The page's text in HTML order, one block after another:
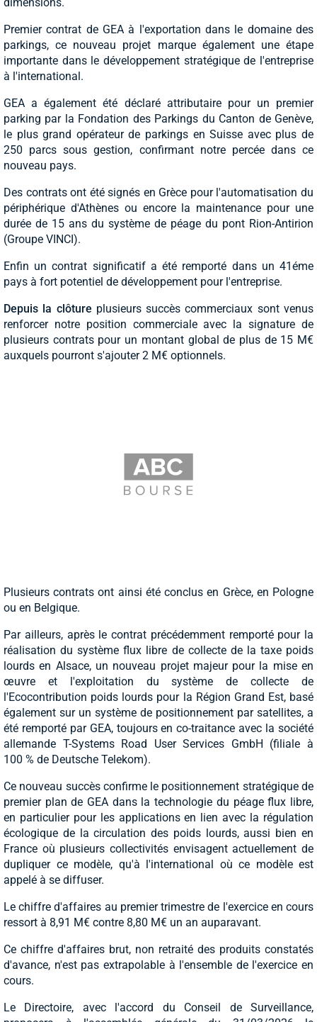
Premier contrat de GEA à l'exportation dans le domaine des
parkings, ce nouveau projet marque également une étape
importante dans le développement stratégique de l'entreprise
à l'international.
GEA a également été déclaré attributaire pour un premier
parking par la Fondation des Parkings du Canton de Genève,
le plus grand opérateur de parkings en Suisse avec plus de
250 parcs sous gestion, confirmant notre percée dans ce
nouveau pays.
Des contrats ont été signés en Grèce pour l'automatisation du
périphérique d'Athènes ou encore la maintenance pour une
durée de 15 ans du système de péage du pont Rion-Antirion
(Groupe VINCI).
Enfin un contrat significatif a été remporté dans un 41éme
pays à fort potentiel de développement pour l'entreprise.
Depuis la clôture plusieurs succès commerciaux sont venus
renforcer notre position commerciale avec la signature de
plusieurs contrats pour un montant global de plus de 15 M€
auxquels pourront s'ajouter 2 M€ optionnels.
Plusieurs contrats ont ainsi été conclus en Grèce, en Pologne
ou en Belgique.
Par ailleurs, après le contrat précédemment remporté pour la
réalisation du système flux libre de collecte de la taxe poids
lourds en Alsace, un nouveau projet majeur pour la mise en
œuvre et l'exploitation du système de collecte de
l'Ecocontribution poids lourds pour la Région Grand Est, basé
également sur un système de positionnement par satellites, a
été remporté par GEA, toujours en co-traitance avec la société
allemande T-Systems Road User Services GmbH (filiale à
100 % de Deutsche Telekom).
Ce nouveau succès confirme le positionnement stratégique de
premier plan de GEA dans la technologie du péage flux libre,
en particulier pour les applications en lien avec la régulation
écologique de la circulation des poids lourds, aussi bien en
France où plusieurs collectivités envisagent actuellement de
dupliquer ce modèle, qu'à l'international où ce modèle est
appelé à se diffuser.
Le chiffre d'affaires au premier trimestre de l'exercice en cours
ressort à 8,91 M€ contre 8,80 M€ un an auparavant.
Ce chiffre d'affaires brut, non retraité des produits constatés
d'avance, n'est pas extrapolable à l'ensemble de l'exercice en
cours.
Le Directoire, avec l'accord du Conseil de Surveillance,